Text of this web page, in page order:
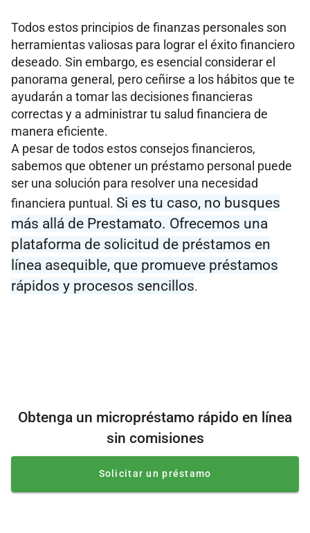
Todos estos principios de finanzas personales son
herramientas valiosas para lograr el éxito financiero
deseado. Sin embargo, es esencial considerar el
panorama general, pero ceñirse a los hábitos que te
ayudarán a tomar las decisiones financieras
correctas y a administrar tu salud financiera de
manera eficiente.
A pesar de todos estos consejos financieros,
sabemos que obtener un préstamo personal puede
ser una solución para resolver una necesidad
financiera puntual. Si es tu caso, no busques
más allá de Prestamato. Ofrecemos una
plataforma de solicitud de préstamos en
línea asequible, que promueve préstamos
rápidos y procesos sencillos.
Obtenga un micropréstamo rápido en línea
sin comisiones
Solicitar un préstamo